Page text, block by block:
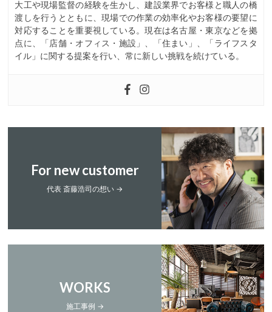
大工や現場監督の経験を生かし、建設業界でお客様と職人の橋
渡しを行うとともに、現場での作業の効率化やお客様の要望に
対応することを重要視している。現在は名古屋・東京などを拠
点に、「店舗・オフィス・施設」、「住まい」、「ライフスタ
イル」に関する提案を行い、常に新しい挑戦を続けている。
For new customer
代表 斎藤浩司の想い →
WORKS
施工事例 →